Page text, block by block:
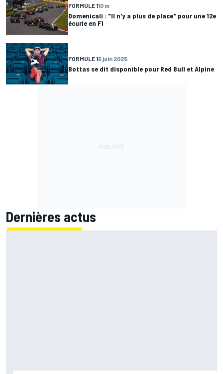
FORMULE 110 m
Domenicali : "Il n'y a plus de place" pour une 12e
écurie en F1
FORMULE 15 juin 2025
Bottas se dit disponible pour Red Bull et Alpine
Dernières actus